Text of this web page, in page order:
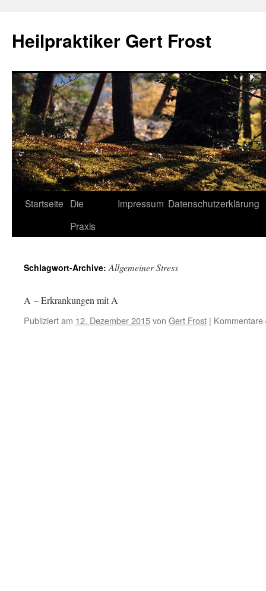
Heilpraktiker Gert Frost
Zum
Startseite Die
Praxis
Impressum Datenschutzerklärung
Schlagwort-Archive:Allgemeiner Stress
A – Erkrankungen mit A
Publiziert am 12. Dezember 2015von Gert Frost | Kommentare